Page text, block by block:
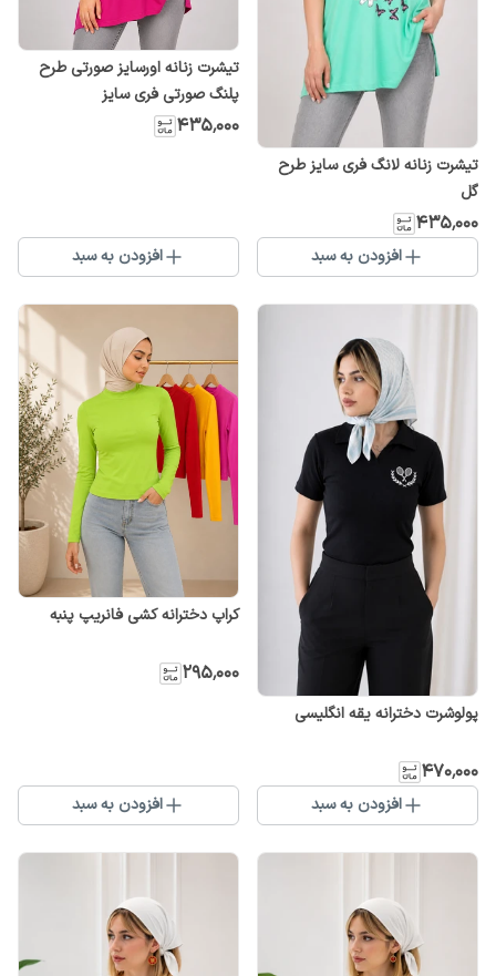
تیشرت زنانه لانگ فری سایز طرح
گل
۴۳۵٬۰۰۰
افزودن به سبد
تیشرت زنانه اورسایز صورتی طرح
پلنگ صورتی فری سایز
۴۳۵٬۰۰۰
افزودن به سبد
پولوشرت دخترانه یقه انگلیسی
۴۷۰٬۰۰۰
افزودن به سبد
کراپ دخترانه کشی فانریپ پنبه
۲۹۵٬۰۰۰
افزودن به سبد